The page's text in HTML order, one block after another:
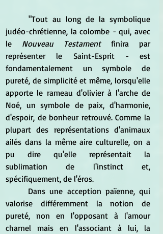
judéo-chrétienne, la colombe - qui, avec
le Nouveau Testament finira par
représenter le Saint-Esprit - est
fondamentalement un symbole de
pureté, de simplicité et même, lorsqu'elle
apporte le rameau d'olivier à l'arche de
Noé, un symbole de paix, d'harmonie,
d'espoir, de bonheur retrouvé. Comme la
plupart des représentations d'animaux
ailés dans la même aire culturelle, on a
pu dire qu'elle représentait la
sublimation de l'instinct et,
spécifiquement, de l'éros.
valorise différemment la notion de
pureté, non en l'opposant à l'amour
charnel mais en l'associant à lui, la